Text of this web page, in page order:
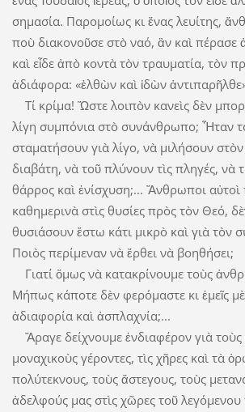
σημασία. ­Παρομοίως κι ἕνας λευ­ίτης,
ποὺ διακονοῦ­σε στὸ ναό, ἂν καὶ ­πέρασε
καὶ εἶδε ἀπὸ κοντὰ τὸν τραυματία, τὸν
ἀδιάφορα: «ἐλθὼν καὶ ἰδὼν
Τί κρίμα! Ὥστε λοιπὸν κανεὶς δὲν
λίγη συμπόνια στὸ συνάνθρωπο; Ἦταν
σταματήσουν γιὰ λίγο, νὰ μιλήσουν
διαβάτη, νὰ τοῦ πλύνουν τὶς πληγές, νὰ
θάρ­ρος καὶ ἐνίσχυση;... Ἄνθρωποι
καθημερινὰ στὶς θυσίες πρὸς τὸν Θεό,
θυσιάσουν ἔστω κάτι μικρὸ καὶ γιὰ τὸν
Ποιὸς περίμεναν νὰ ἔρθει νὰ βοηθήσει;
Γιατί ὅμως νὰ κατακρίνουμε τοὺς
Μήπως ­κάποτε δὲν φερόμαστε κι ἐμεῖς
ἀδιαφορία καὶ ἀσπλαχνία;...
Ἄραγε δείχνουμε ἐνδιαφέρον γιὰ τοὺς
μοναχικοὺς ­γέροντες, τὶς χῆρες καὶ τὰ
πολύτεκνους, τοὺς ἄστεγους, τοὺς
ἀδελφούς μας στὶς χῶρες τοῦ